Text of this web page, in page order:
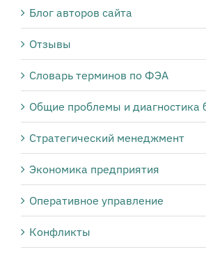
Блог авторов сайта
Отзывы
Словарь терминов по ФЭА
Общие проблемы и диагностика
Стратегический менеджмент
Экономика предприятия
Оперативное управление
Конфликты